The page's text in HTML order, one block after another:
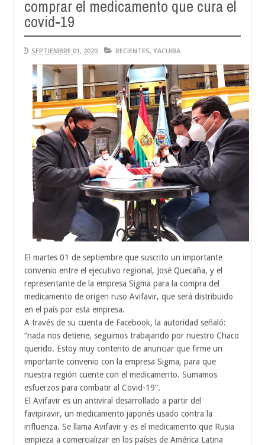
comprar el medicamento que cura el
covid-19
SEPTIEMBRE 01, 2020 RECIENTES, YACUIBA
El martes 01 de septiembre que suscrito un importante
convenio entre el ejecutivo regional, José Quecaña, y el
representante de la empresa Sigma para la compra del
medicamento de origen ruso Avifavir, que será distribuido
en el país por esta empresa.
A través de su cuenta de Facebook, la autoridad señaló:
“nada nos detiene, seguimos trabajando por nuestro Chaco
querido. Estoy muy contento de anunciar que firme un
importante convenio con la empresa Sigma, para que
nuestra región cuente con el medicamento. Sumamos
esfuerzos para combatir al Covid-19”.
El Avifavir es un antiviral desarrollado a partir del
favipiravir, un medicamento japonés usado contra la
influenza. Se llama Avifavir y es el medicamento que Rusia
empieza a comercializar en los países de América Latina